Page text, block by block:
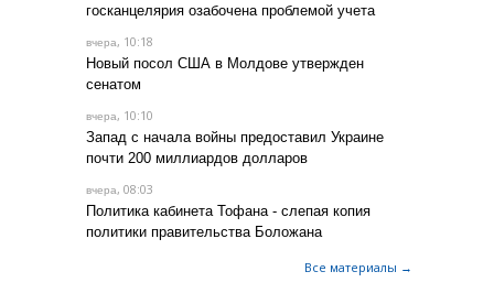
госканцелярия озабочена проблемой учета
вчера, 10:18
Новый посол США в Молдове утвержден
сенатом
вчера, 10:10
Запад с начала войны предоставил Украине
почти 200 миллиардов долларов
вчера, 08:03
Политика кабинета Тофана - слепая копия
политики правительства Боложана
Все материалы →